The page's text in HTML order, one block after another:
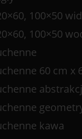
100×50
100×50
60 cm x
kawa